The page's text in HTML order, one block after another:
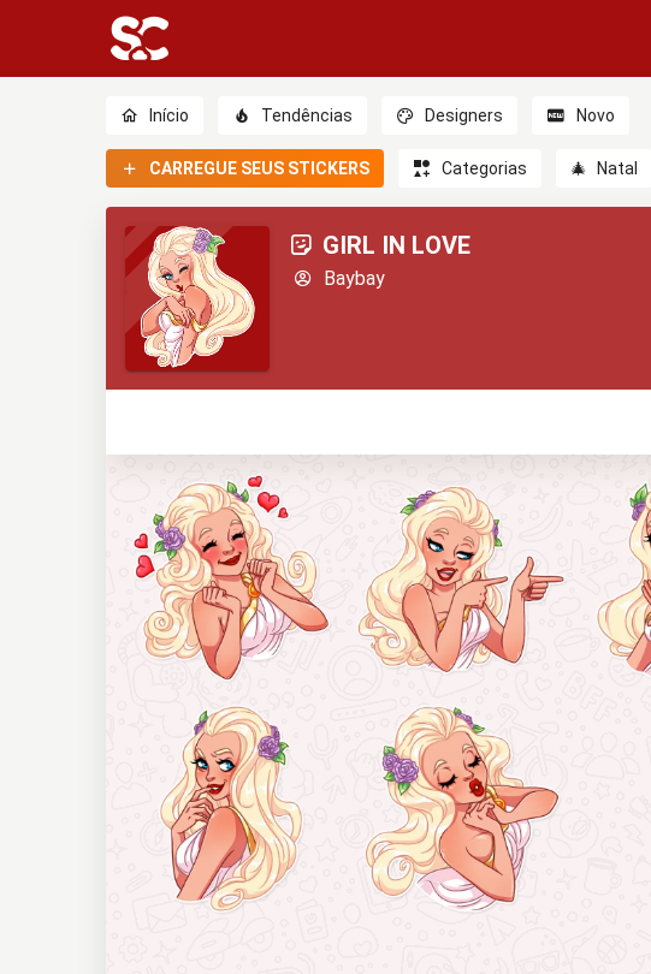
Início Tendências Designers Novo
CARREGUE SEUS STICKERS Categorias 🎄 Natal
GIRL IN LOVE
Baybay